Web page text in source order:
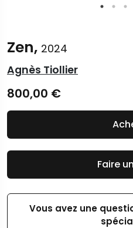
Zen, 2024
Agnès Tiollier
800,00 €
Faire
Vous avez une